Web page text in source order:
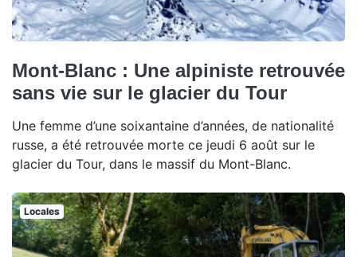
Mont-Blanc : Une alpiniste retrouvée
sans vie sur le glacier du Tour
Une femme d’une soixantaine d’années, de nationalité
russe, a été retrouvée morte ce jeudi 6 août sur le
glacier du Tour, dans le massif du Mont-Blanc.
Locales